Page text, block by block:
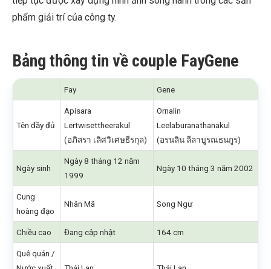
phẩm giải trí của công ty.
Bảng thông tin về couple FayGene
Fay Gene
Tên đầy đủ
Apisara
Lertwisettheerakul
(อภิสรา เลิศวิเศษธีรกุล)
Ornalin
Leelaburanathanakul
(อรนลิน ลีลาบูรณธนกูร)
Ngày sinh
Ngày 8 tháng 12 năm
1999
Ngày 10 tháng 3 năm 2002
Cung
hoàng đạo
Nhân Mã Song Ngư
Chiều cao Đang cập nhật 164 cm
Quê quán /